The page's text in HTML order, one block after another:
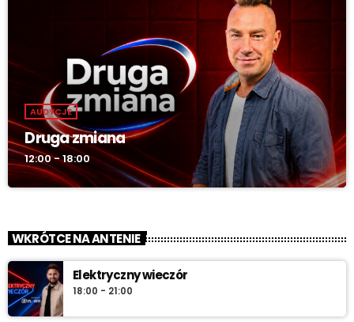
AUDYCJE
Druga zmiana
12:00 - 18:00
WKRÓTCE NA ANTENIE
Elektryczny wieczór
18:00 - 21:00